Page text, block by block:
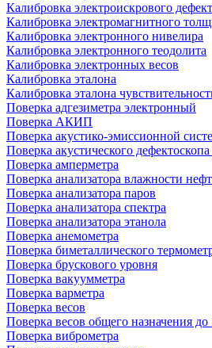
Калибровка электроискрового
Калибровка электромагнитного
Калибровка электронного нивелира
Калибровка электронного теодолита
Калибровка электронных весов
Калибровка эталона
Калибровка эталона
Поверка адгезиметра электронный
Поверка АКИП
Поверка акустико-эмиссионной
Поверка акустического
Поверка амперметра
Поверка анализатора влажности
Поверка анализатора паров
Поверка анализатора спектра
Поверка анализатора этанола
Поверка анемометра
Поверка биметаллического
Поверка брускового уровня
Поверка вакуумметра
Поверка варметра
Поверка весов
Поверка весов общего назначения до
Поверка виброметра